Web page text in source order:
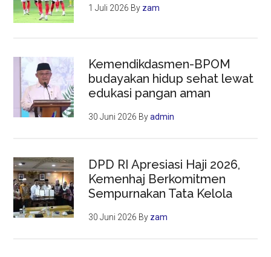
1 Juli 2026 By zam
Kemendikdasmen-BPOM
budayakan hidup sehat lewat
edukasi pangan aman
30 Juni 2026 Byadmin
DPD RI Apresiasi Haji 2026,
Kemenhaj Berkomitmen
Sempurnakan Tata Kelola
30 Juni 2026 By zam